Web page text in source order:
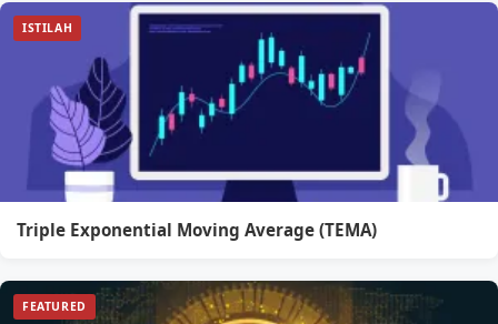
ISTILAH
Triple Exponential Moving Average (TEMA)
FEATURED